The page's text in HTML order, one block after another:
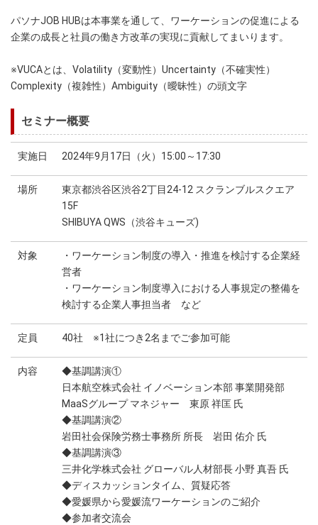
パソナJOB HUBは本事業を通して、ワーケーションの促進による
企業の成長と社員の働き方改革の実現に貢献してまいります。
※VUCAとは、Volatility（変動性）Uncertainty（不確実性）
Complexity（複雑性）Ambiguity（曖昧性）の頭文字
セミナー概要
実施日 2024年9月17日（火）15:00～17:30
場所
東京都渋谷区渋谷2丁目24-12 スクランブルスクエア
15F
SHIBUYA QWS（渋谷キューズ)
対象
・ワーケーション制度の導入・推進を検討する企業経
営者
・ワーケーション制度導入における人事規定の整備を
検討する企業人事担当者 など
定員 40社 ※1社につき2名までご参加可能
内容
◆基調講演①
日本航空株式会社 イノベーション本部 事業開発部
MaaSグループ マネジャー 東原 祥匡 氏
◆基調講演②
岩田社会保険労務士事務所 所長 岩田 佑介 氏
◆基調講演③
三井化学株式会社 グローバル人材部長 小野 真吾 氏
◆ディスカッションタイム、質疑応答
◆愛媛県から愛媛流ワーケーションのご紹介
◆参加者交流会